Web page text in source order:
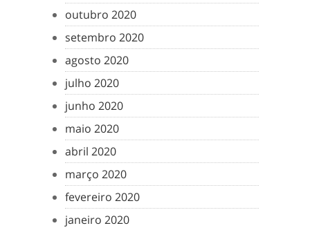
outubro 2020
setembro 2020
agosto 2020
julho 2020
junho 2020
maio 2020
abril 2020
março 2020
fevereiro 2020
janeiro 2020